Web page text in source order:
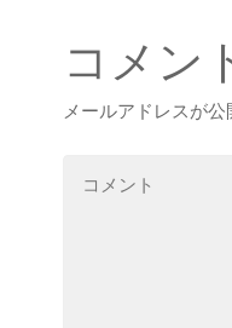
コメン
メールアドレスが公